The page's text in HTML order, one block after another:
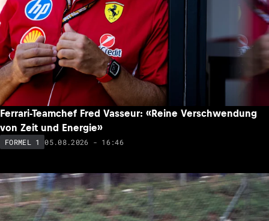
Ferrari-Teamchef Fred Vasseur: «Reine Verschwendung
von Zeit und Energie»
FORMEL 1 05.08.2026 - 16:46